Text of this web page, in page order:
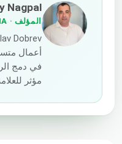
Nagpal
المؤلف· CLOUDSIGMA
أعمال
في دمج
مؤثر